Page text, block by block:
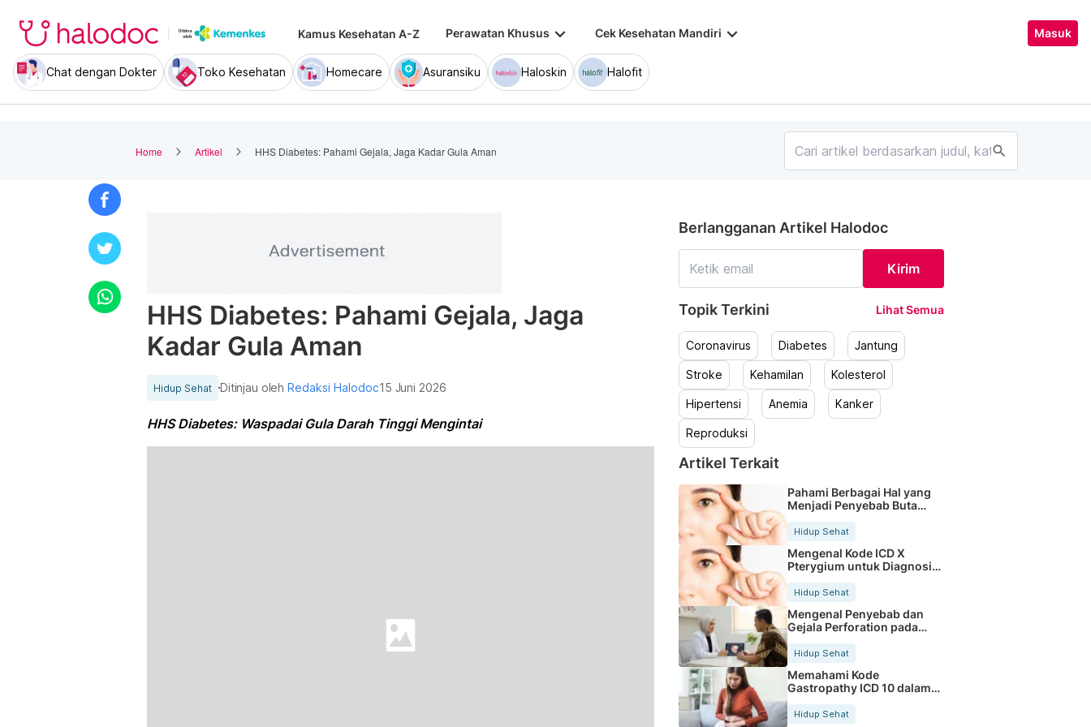
Kamus Kesehatan A-Z Perawatan Khusus keyboard_arrow_down Cek Kesehatan Mandiri keyboard_arrow_down Masuk
Chat dengan Dokter Toko Kesehatan Homecare Asuransiku Haloskin Halofit
Home Artikel HHS Diabetes: Pahami Gejala, Jaga Kadar Gula Aman search
HHS Diabetes: Pahami Gejala, Jaga
Kadar Gula Aman
Hidup Sehat Ditinjau olehRedaksi Halodoc15 Juni 2026
HHS Diabetes: Waspadai Gula Darah Tinggi Mengintai
Berlangganan Artikel Halodoc
Kirim
Topik Terkini Lihat Semua
Coronavirus Diabetes Jantung
Stroke Kehamilan Kolesterol
Hipertensi Anemia Kanker
Reproduksi
Artikel Terkait
Pahami Berbagai Hal yang
Menjadi Penyebab Buta
Hidup Sehat
Mengenal Kode ICD X
Pterygium untuk Diagnosis
Hidup Sehat
Mengenal Penyebab dan
Gejala Perforation pada
Tubuh
Hidup Sehat
Memahami Kode
Gastropathy ICD 10 dalam
Rekam Medis Pasien
Hidup Sehat